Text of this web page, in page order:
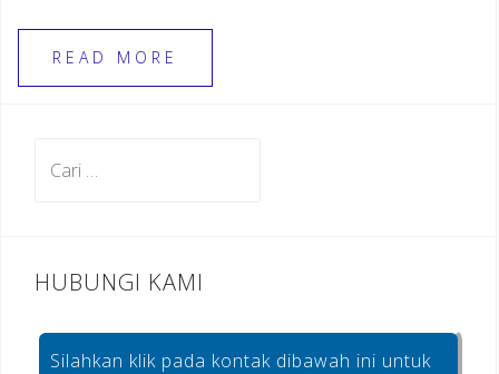
c
e
b
o
e
gr
a
te
e
READ MORE
HUBUNGI KAMI
Silahkan klik pada kontak dibawah ini untuk